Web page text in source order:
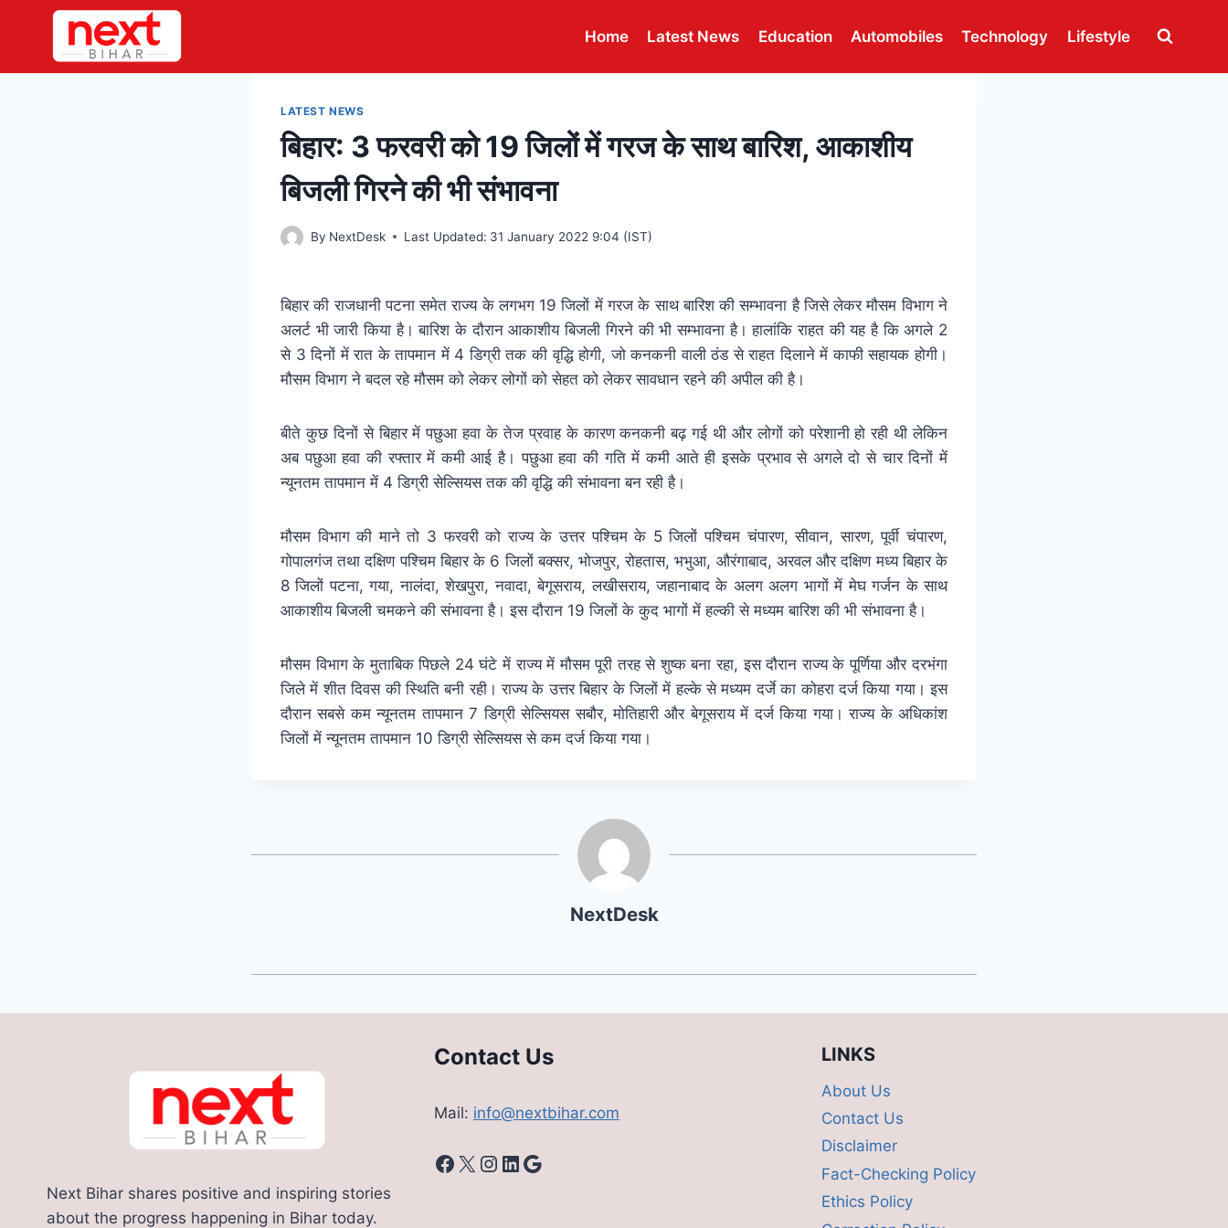
content
Home Latest News Education Automobiles Technology Lifestyle
LATEST NEWS
बिहार: 3 फरवरी को 19 जिलों में गरज के साथ बारिश, आकाशीय
बिजली गिरने की भी संभावना
By NextDesk Last Updated: 31 January 2022 9:04 (IST)
बिहार की राजधानी पटना समेत राज्य के लगभग 19 जिलों में गरज के साथ बारिश की सम्भावना है जिसे लेकर मौसम विभाग ने
अलर्ट भी जारी किया है। बारिश के दौरान आकाशीय बिजली गिरने की भी सम्भावना है। हालांकि राहत की यह है कि अगले 2
से 3 दिनों में रात के तापमान में 4 डिग्री तक की वृद्धि होगी, जो कनकनी वाली ठंड से राहत दिलाने में काफी सहायक होगी।
मौसम विभाग ने बदल रहे मौसम को लेकर लोगों को सेहत को लेकर सावधान रहने की अपील की है।
बीते कुछ दिनों से बिहार में पछुआ हवा के तेज प्रवाह के कारण कनकनी बढ़ गई थी और लोगों को परेशानी हो रही थी लेकिन
अब पछुआ हवा की रफ्तार में कमी आई है। पछुआ हवा की गति में कमी आते ही इसके प्रभाव से अगले दो से चार दिनों में
न्यूनतम तापमान में 4 डिग्री सेल्सियस तक की वृद्धि की संभावना बन रही है।
मौसम विभाग की माने तो 3 फरवरी को राज्य के उत्तर पश्चिम के 5 जिलों पश्चिम चंपारण, सीवान, सारण, पूर्वी चंपारण,
गोपालगंज तथा दक्षिण पश्चिम बिहार के 6 जिलों बक्सर, भोजपुर, रोहतास, भभुआ, औरंगाबाद, अरवल और दक्षिण मध्य बिहार के
8 जिलों पटना, गया, नालंदा, शेखपुरा, नवादा, बेगूसराय, लखीसराय, जहानाबाद के अलग अलग भागों में मेघ गर्जन के साथ
आकाशीय बिजली चमकने की संभावना है। इस दौरान 19 जिलों के कुद भागों में हल्की से मध्यम बारिश की भी संभावना है।
मौसम विभाग के मुताबिक पिछले 24 घंटे में राज्य में मौसम पूरी तरह से शुष्क बना रहा, इस दौरान राज्य के पूर्णिया और दरभंगा
जिले में शीत दिवस की स्थिति बनी रही। राज्य के उत्तर बिहार के जिलों में हल्के से मध्यम दर्जे का कोहरा दर्ज किया गया। इस
दौरान सबसे कम न्यूनतम तापमान 7 डिग्री सेल्सियस सबौर, मोतिहारी और बेगूसराय में दर्ज किया गया। राज्य के अधिकांश
जिलों में न्यूनतम तापमान 10 डिग्री सेल्सियस से कम दर्ज किया गया।
NextDesk
Next Bihar shares positive and inspiring stories
about the progress happening in Bihar today.
Contact Us
Mail: info@nextbihar.com
Facebook
X Instagram
LinkedIn
Google
LINKS
About Us
Contact Us
Disclaimer
Fact-Checking Policy
Ethics Policy